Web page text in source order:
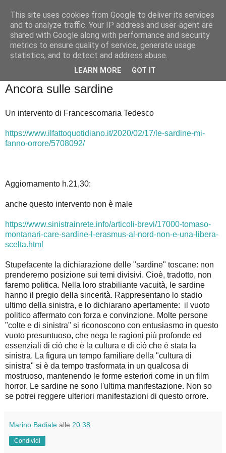
Badiale & Tringali
Ancora sulle sardine
Un intervento di Francescomaria Tedesco
https://www.ilfattoquotidiano.it/2020/02/17/le-sardine-mi-
fanno-orrore/5708092/
Aggiornamento h.21,30:
anche questo intervento non è male
https://www.sinistrainrete.info/articoli-brevi/17000-tomaso-
montanari-care-sardine-l-erasmus-al-nord-non-e-una-libera-
scelta.html
Stupefacente la dichiarazione delle "sardine" toscane: non
prenderemo posizione sui temi divisivi. Cioè, tradotto, non
faremo politica. Nella loro strabiliante vacuità, le sardine
hanno il pregio della sincerità. Rappresentano lo stadio
ultimo della sinistra, e lo dichiarano apertamente: il vuoto
politico affermato con forza e convinzione. Molte persone
"colte e di sinistra" si riconoscono con entusiasmo in questo
vuoto presuntuoso, che nega le ragioni più profonde ed
essenziali di ciò che è la cultura e di ciò che è stata la
sinistra. La figura un tempo familiare della "cultura di
sinistra" si è da tempo trasformata in un qualcosa di
mostruoso, mantenendo le forme esteriori come in un film
horror. Le sardine ne sono l'ultima manifestazione. Non so
se potrei reggere ulteriori manifestazioni di questo orrore.
Marino Badiale alle 20:38
Condividi
This site uses cookies from Google to deliver its services
and to analyze traffic. Your IP address and user-agent are
shared with Google along with performance and security
metrics to ensure quality of service, generate usage
statistics, and to detect and address abuse.
LEARN MORE GOT IT